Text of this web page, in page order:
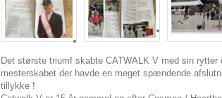
Det største triumf skabte CATWALK V med sin
mesterskabet der havde en meget spændende
tillykke !